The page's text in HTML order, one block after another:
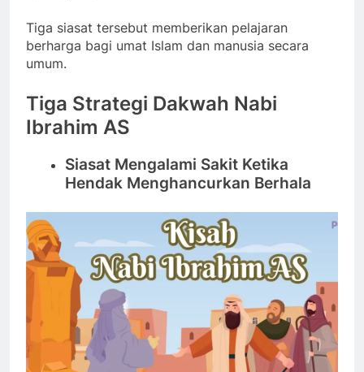
Tiga siasat tersebut memberikan pelajaran
berharga bagi umat Islam dan manusia secara
umum.
Tiga Strategi Dakwah Nabi
Ibrahim AS
Siasat Mengalami Sakit Ketika
Hendak Menghancurkan Berhala